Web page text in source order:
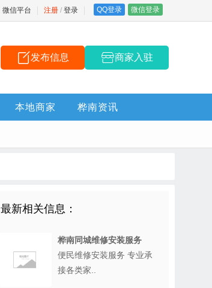
注册 / 登录 QQ登录 微信登录
微信平台
发布信息 商家入驻
本地商家 桦南资讯
最新相关信息：
桦南同城维修安装服务
便民维修安装服务 专业承
接各类家..